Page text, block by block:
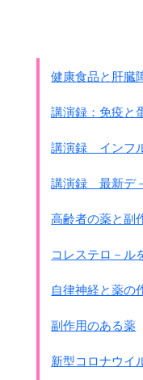
健康食品と肝臓
講演録：免疫と
講演録 インフ
講演録 最新デ
高齢者の薬と副
コレステロ－ル
自律神経と薬の
副作用のある薬
新型コロナウイ